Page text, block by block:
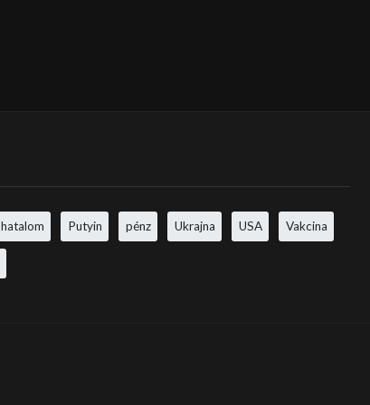
hatalom Putyin pénz Ukrajna USA Vakcina